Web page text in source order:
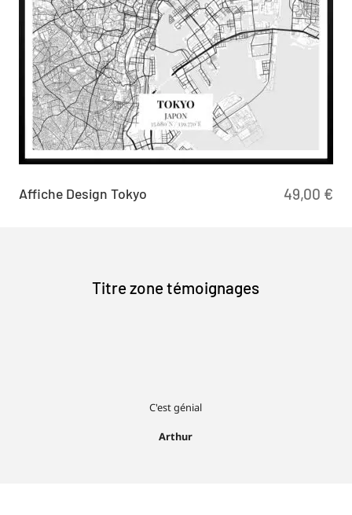
49,00 €
Affiche Design Tokyo
Titre zone témoignages
C'est génial
Arthur